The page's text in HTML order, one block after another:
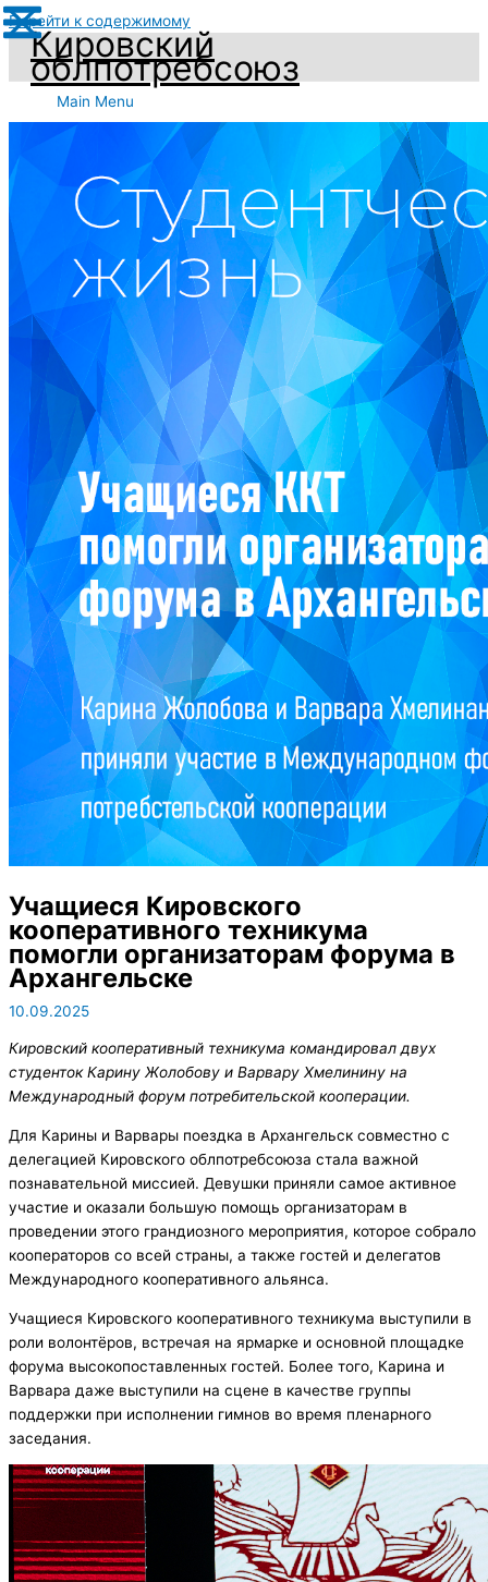
Перейти к содержимому
Кировский
облпотребсоюз
Main Menu
Учащиеся Кировского
кооперативного техникума
помогли организаторам форума в
Архангельске
10.09.2025
Кировский кооперативный техникума командировал двух
студенток Карину Жолобову и Варвару Хмелинину на
Международный форум потребительской кооперации.
Для Карины и Варвары поездка в Архангельск совместно с
делегацией Кировского облпотребсоюза стала важной
познавательной миссией. Девушки приняли самое активное
участие и оказали большую помощь организаторам в
проведении этого грандиозного мероприятия, которое собрало
кооператоров со всей страны, а также гостей и делегатов
Международного кооперативного альянса.
Учащиеся Кировского кооперативного техникума выступили в
роли волонтёров, встречая на ярмарке и основной площадке
форума высокопоставленных гостей. Более того, Карина и
Варвара даже выступили на сцене в качестве группы
поддержки при исполнении гимнов во время пленарного
заседания.